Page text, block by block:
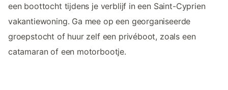
een boottocht tijdens je verblijf in een Saint-Cyprien
vakantiewoning. Ga mee op een georganiseerde
groepstocht of huur zelf een privéboot, zoals een
catamaran of een motorbootje.